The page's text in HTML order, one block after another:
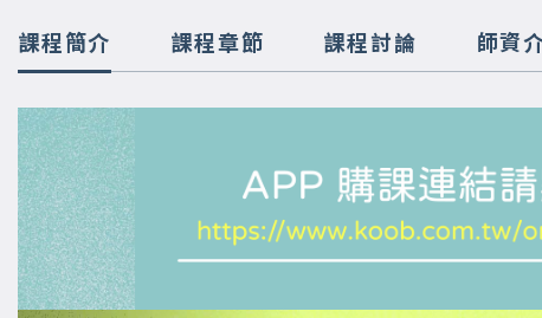
課程簡介 課程章節 課程討論 師資